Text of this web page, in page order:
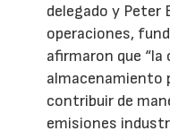
delegado y Peter
operaciones,
afirmaron que “la
almacenamiento
contribuir de
emisiones